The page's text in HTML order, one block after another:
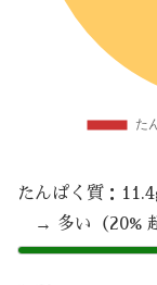
たんぱく質：
→ 多い（20%